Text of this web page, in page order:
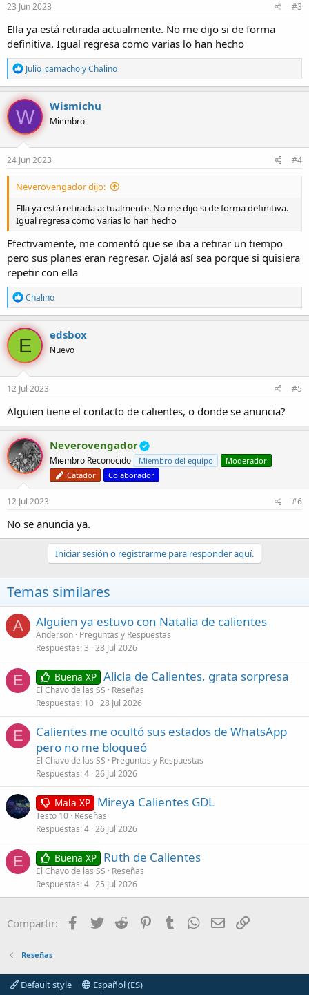
23 Jun 2023 #3
Ella ya está retirada actualmente. No me dijo si de forma
definitiva. Igual regresa como varias lo han hecho
R
e
a
c
c
o
n
e
s
Julio_camachoyChalino
W Wismichu
Miembro
24 Jun 2023 #4
Neverovengador dijo:
Ella ya está retirada actualmente. No me dijo si de forma definitiva.
Igual regresa como varias lo han hecho
Efectivamente, me comentó que se iba a retirar un tiempo
pero sus planes eran regresar. Ojalá así sea porque si quisiera
repetir con ella
R
e
a
c
c
i
o
n
e
s
Chalino
E edsbox
Nuevo
12 Jul 2023 #5
Alguien tiene el contacto de calientes, o donde se anuncia?
Neverovengador
Miembro Reconocido Miembro del equipo
Moderador
Catador
Colaborador
12 Jul 2023 #6
No se anuncia ya.
Iniciar sesión o registrarme para responder aquí.
Temas similares
A Alguien ya estuvo con Natalia de calientes
Anderson Preguntas y Respuestas
Respuestas 3 28 Jul 2026
E Buena XP Alicia de Calientes, grata sorpresa
El Chavo de las SS
Reseñas
Respuestas 10 28 Jul 2026
E
Calientes me ocultó sus estados de WhatsApp
pero no me bloqueó
El Chavo de las SS
Preguntas y Respuestas
Respuestas 4 26 Jul 2026
Mala XP Mireya Calientes GDL
Testo 10 Reseñas
Respuestas 4 26 Jul 2026
E Buena XP Ruth de Calientes
El Chavo de las SS
Reseñas
Respuestas 4 25 Jul 2026
Compartir: Facebook
Twitter Reddit PinterestTumblrWhatsAppCorreo
Reseñas
Default style Español (ES)